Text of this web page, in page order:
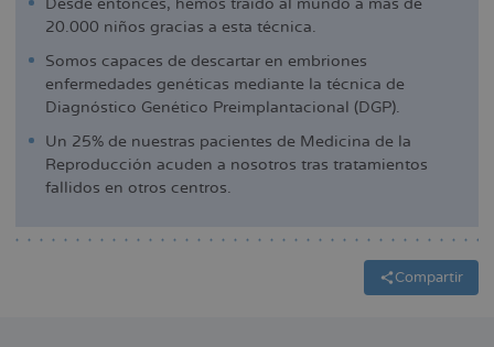
20.000 niños gracias a esta técnica.
Somos capaces de descartar en embriones
enfermedades genéticas mediante la técnica de
Diagnóstico Genético Preimplantacional (DGP).
Un 25% de nuestras pacientes de Medicina de la
Reproducción acuden a nosotros tras tratamientos
fallidos en otros centros.
Compartir